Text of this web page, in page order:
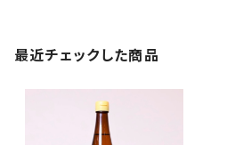
最近チェックした商品